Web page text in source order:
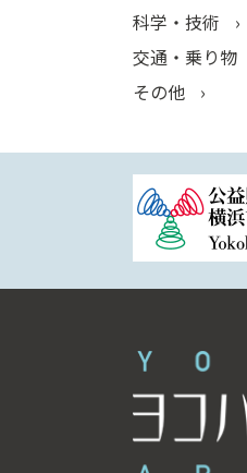
科学・技術
交通・乗り物
その他